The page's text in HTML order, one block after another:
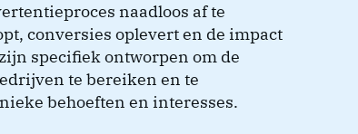
naadloos af te
conversies oplevert en de impact
specifiek ontworpen om de
te bereiken en te
behoeften en interesses.